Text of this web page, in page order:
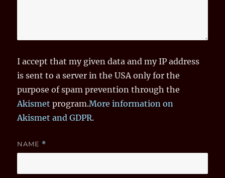
I accept that my given data and my IP address
is sent to a server in the USA only for the
purpose of spam prevention through the
Akismet program.More information on
Akismet and GDPR.
NAME *